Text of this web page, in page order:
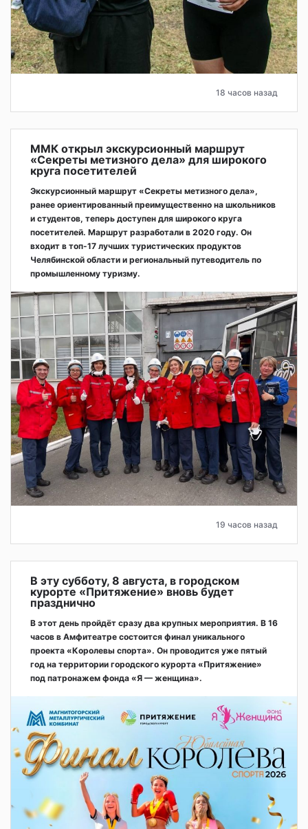
18 часов назад
ММК открыл экскурсионный маршрут
«Секреты метизного дела» для широкого
круга посетителей
Экскурсионный маршрут «Секреты метизного дела»,
ранее ориентированный преимущественно на школьников
и студентов, теперь доступен для широкого круга
посетителей. Маршрут разработали в 2020 году. Он
входит в топ-17 лучших туристических продуктов
Челябинской области и региональный путеводитель по
промышленному туризму.
19 часов назад
В эту субботу, 8 августа, в городском
курорте «Притяжение» вновь будет
празднично
В этот день пройдёт сразу два крупных мероприятия. В 16
часов в Амфитеатре состоится финал уникального
проекта «Королевы спорта». Он проводится уже пятый
год на территории городского курорта «Притяжение»
под патронажем фонда «Я — женщина».